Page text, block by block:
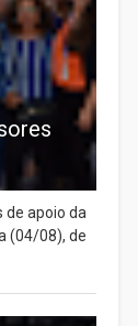
de apoio da
(04/08), de